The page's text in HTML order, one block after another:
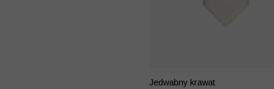
Jedwabny krawat